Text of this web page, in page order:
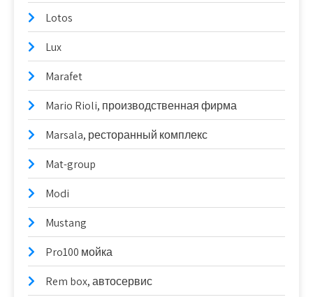
Lotos
Lux
Marafet
Mario Rioli, производственная фирма
Marsala, ресторанный комплекс
Mat-group
Modi
Mustang
Pro100 мойка
Rem box, автосервис